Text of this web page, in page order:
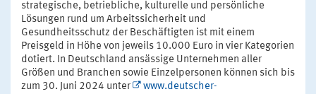
strategische, betriebliche, kulturelle und persönliche
Lösungen rund um Arbeitssicherheit und
Gesundheitsschutz der Beschäftigten ist mit einem
Preisgeld in Höhe von jeweils 10.000 Euro in vier Kategorien
dotiert. In Deutschland ansässige Unternehmen aller
Größen und Branchen sowie Einzelpersonen können sich bis
zum 30. Juni 2024 unter
www.deutscher-